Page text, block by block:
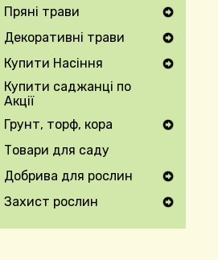
Пряні трави
Secondary Navigation Menu
Декоративні трави
Secondary Navigation Menu
Купити Насіння
Secondary Navigation Menu
Купити саджанці по
Акції
Грунт, торф, кора
Secondary Navigation Menu
Товари для саду
Добрива для рослин
Secondary Navigation Menu
Захист рослин
Secondary Navigation Menu